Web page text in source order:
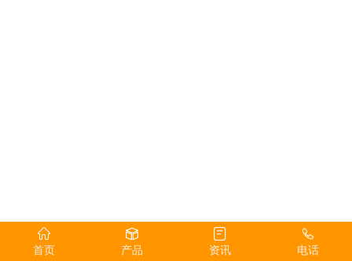
首页 产品 资讯 电话